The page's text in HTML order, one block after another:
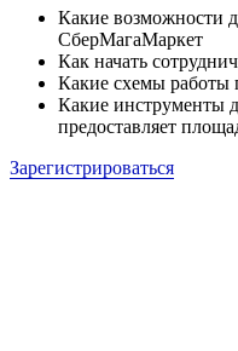
Какие возможности
СберМагаМаркет
Как начать
Какие схемы работы
Какие инструменты
предоставляет
Зарегистрироваться